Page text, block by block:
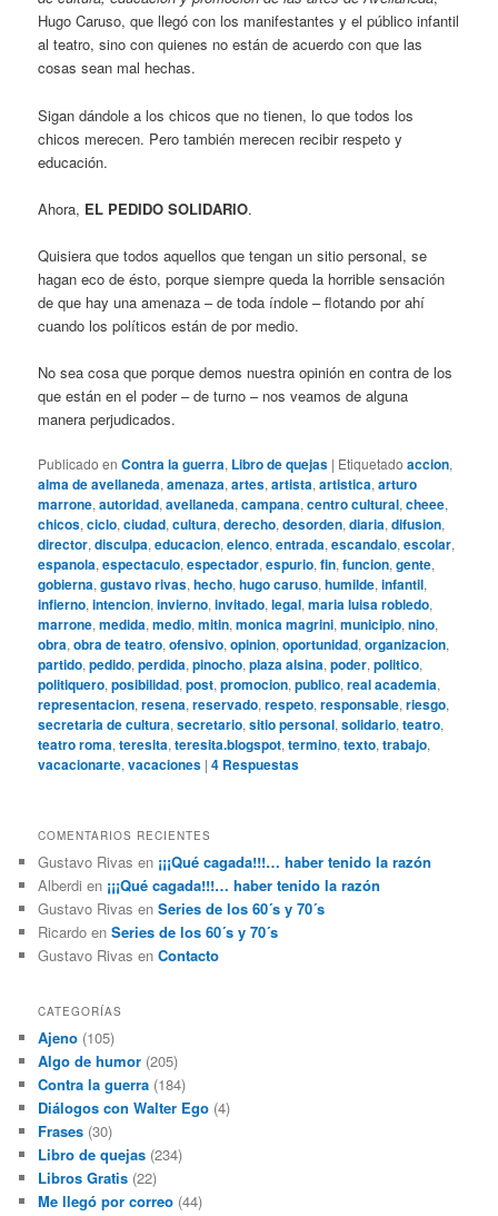
Hugo Caruso, que llegó con los manifestantes y el público infantil
al teatro, sino con quienes no están de acuerdo con que las
cosas sean mal hechas.
Sigan dándole a los chicos que no tienen, lo que todos los
chicos merecen. Pero también merecen recibir respeto y
educación.
Ahora, EL PEDIDO SOLIDARIO.
Quisiera que todos aquellos que tengan un sitio personal, se
hagan eco de ésto, porque siempre queda la horrible sensación
de que hay una amenaza – de toda índole – flotando por ahí
cuando los políticos están de por medio.
No sea cosa que porque demos nuestra opinión en contra de los
que están en el poder – de turno – nos veamos de alguna
manera perjudicados.
Publicado en Contra la guerra, Libro de quejas | Etiquetado accion,
alma de avellaneda,amenaza,artes,artista,artistica,arturo
marrone,autoridad,avellaneda,campana,centro cultural,cheee,
chicos,ciclo,ciudad,cultura,derecho,desorden,diaria,difusion,
director,disculpa,educacion,elenco,entrada,escandalo,escolar,
espanola,espectaculo,espectador,espurio,fin,funcion,gente,
gobierna,gustavo rivas,hecho,hugo caruso,humilde,infantil,
infierno,intencion,invierno,invitado,legal,maria luisa robledo,
marrone,medida,medio,mitin,monica magrini,municipio,nino,
obra,obra de teatro,ofensivo,opinion,oportunidad,organizacion,
partido,pedido,perdida,pinocho,plaza alsina,poder,politico,
politiquero,posibilidad,post,promocion,publico,real academia,
representacion,resena,reservado,respeto,responsable,riesgo,
secretaria de cultura,secretario,sitio personal,solidario,teatro,
teatro roma,teresita,teresita.blogspot,termino,texto,trabajo,
vacacionarte,vacaciones |4 Respuestas
COMENTARIOS RECIENTES
Gustavo Rivas en ¡¡¡Qué cagada!!!… haber tenido la razón
Alberdi en ¡¡¡Qué cagada!!!… haber tenido la razón
Gustavo Rivas enSeries de los 60´s y 70´s
Ricardo enSeries de los 60´s y 70´s
Gustavo Rivas enContacto
CATEGORÍAS
Ajeno (105)
Algo de humor (205)
Contra la guerra (184)
Diálogos con Walter Ego (4)
Frases (30)
Libro de quejas (234)
Libros Gratis (22)
Me llegó por correo (44)